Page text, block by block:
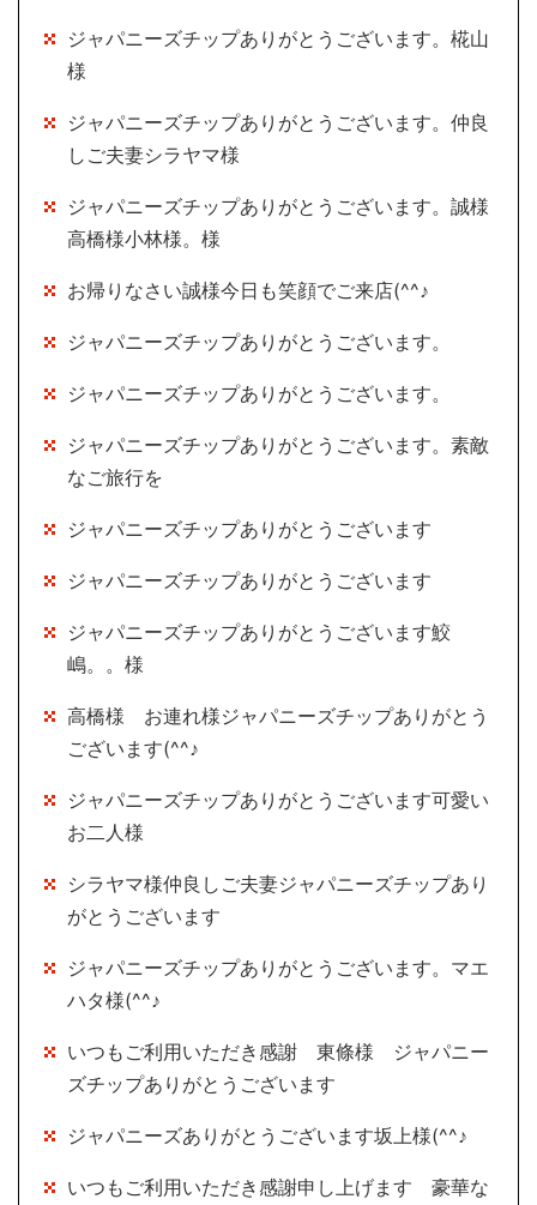
ジャパニーズチップありがとうございます。椛山
様
ジャパニーズチップありがとうございます。仲良
しご夫妻シラヤマ様
ジャパニーズチップありがとうございます。誠様
高橋様小林様。様
お帰りなさい誠様今日も笑顔でご来店(^^♪
ジャパニーズチップありがとうございます。
ジャパニーズチップありがとうございます。
ジャパニーズチップありがとうございます。素敵
なご旅行を
ジャパニーズチップありがとうございます
ジャパニーズチップありがとうございます
ジャパニーズチップありがとうございます鮫
嶋。。様
高橋様 お連れ様ジャパニーズチップありがとう
ございます(^^♪
ジャパニーズチップありがとうございます可愛い
お二人様
シラヤマ様仲良しご夫妻ジャパニーズチップあり
がとうございます
ジャパニーズチップありがとうございます。マエ
ハタ様(^^♪
いつもご利用いただき感謝 東條様 ジャパニー
ズチップありがとうございます
ジャパニーズありがとうございます坂上様(^^♪
いつもご利用いただき感謝申し上げます 豪華な